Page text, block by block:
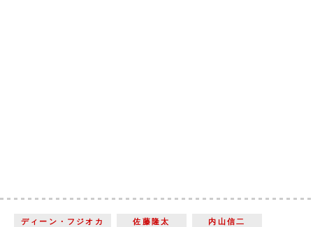
ディーン・フジオカ 佐藤隆太
内山信二